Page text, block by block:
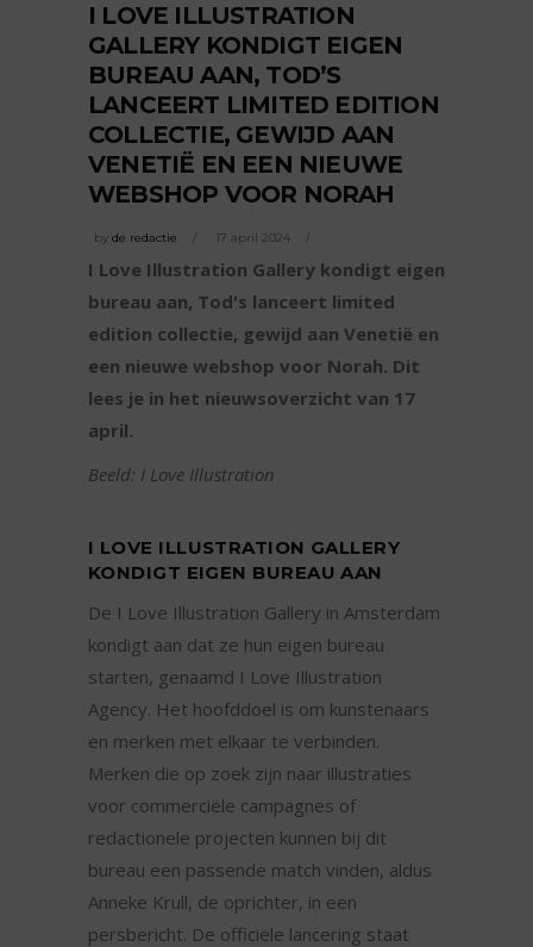
I LOVE ILLUSTRATION
GALLERY KONDIGT EIGEN
BUREAU AAN, TOD’S
LANCEERT LIMITED EDITION
COLLECTIE, GEWIJD AAN
VENETIË EN EEN NIEUWE
WEBSHOP VOOR NORAH
by de redactie 17 april 2024
I Love Illustration Gallery kondigt eigen
bureau aan, Tod's lanceert limited
edition collectie, gewijd aan Venetië en
een nieuwe webshop voor Norah. Dit
lees je in het nieuwsoverzicht van 17
april.
Beeld: I Love Illustration
I LOVE ILLUSTRATION GALLERY
KONDIGT EIGEN BUREAU AAN
De I Love Illustration Gallery in Amsterdam
kondigt aan dat ze hun eigen bureau
starten, genaamd I Love Illustration
Agency. Het hoofddoel is om kunstenaars
en merken met elkaar te verbinden.
Merken die op zoek zijn naar illustraties
voor commerciële campagnes of
redactionele projecten kunnen bij dit
bureau een passende match vinden, aldus
Anneke Krull, de oprichter, in een
persbericht. De officiële lancering staat